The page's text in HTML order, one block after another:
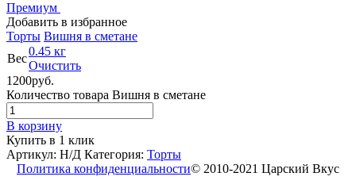
Премиум
Добавить в избранное
Торты Вишня в сметане
Вес
0.45 кг
Очистить
1200руб.
Количество товара Вишня в сметане
В корзину
Купить в 1 клик
Артикул: Н/Д Категория: Торты
Политика конфиденциальности© 2010-2021 Царский Вкус